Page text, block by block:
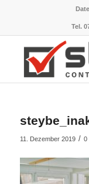
Tel.
11. Dezember 2019 / 0